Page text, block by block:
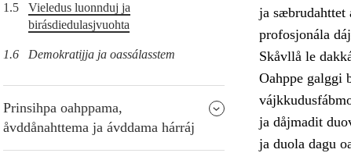
1.5
Vieledus luonnduj ja
birásdiedulasjvuohta
1.6 Demokratijja ja oassálasstem
Prinsihpa oahppama,
åvddånahttema ja ávddama hárráj
ja sæbrudahttet
profosjonála
Skåvllå le
Oahppe galggi
ja dåjmadit
ja duola dagu